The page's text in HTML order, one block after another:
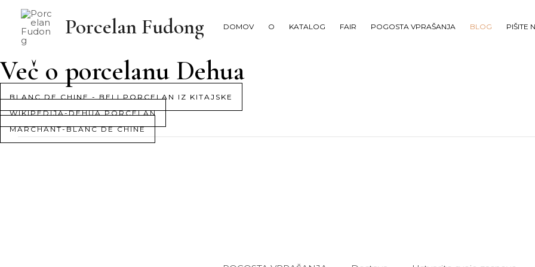
Preskoči
vsebino
Porcelan Fudong DOMOV O KATALOG FAIR POGOSTA VPRAŠANJA BLOG PIŠITE
Več o porcelanu Dehua
BLANC DE CHINE - BELI PORCELAN IZ KITAJSKE
WIKIPEDIJA-DEHUA PORCELAN
MARCHANT-BLANC DE CHINE